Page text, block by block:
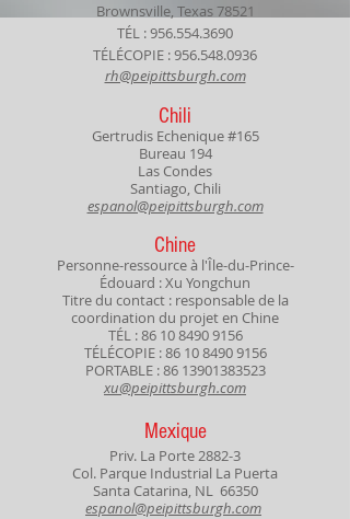
Brownsville, Texas 78521
TÉL :956.554.3690
TÉLÉCOPIE :956.548.0936
rh@peipittsburgh.com
Chili
Gertrudis Echenique #165
Bureau 194
Las Condes
Santiago, Chili
espanol@peipittsburgh.com
Chine
Personne-ressource à l'Île-du-Prince-
Édouard : Xu Yongchun
Titre du contact : responsable de la
coordination du projet en Chine
TÉL :86 10 8490 9156
TÉLÉCOPIE :86 10 8490 9156
PORTABLE :86 13901383523
xu@peipittsburgh.com
Mexique
Priv. La Porte 2882-3
Col. Parque Industrial La Puerta
Santa Catarina, NL 66350
espanol@peipittsburgh.com